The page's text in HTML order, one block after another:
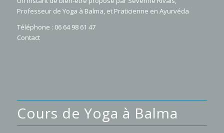
Professeur de Yoga à Balma , et Praticienne en Ayurvéda
Téléphone : 06 64 98 61 47
Contact
Cours de Yoga à Balma